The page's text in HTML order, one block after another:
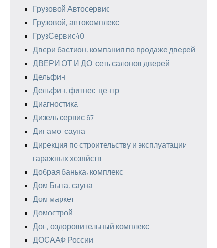
Грузовой Автосервис
Грузовой, автокомплекс
ГрузСервис40
Двери бастион, компания по продаже дверей
ДВЕРИ ОТ И ДО, сеть салонов дверей
Дельфин
Дельфин, фитнес-центр
Диагностика
Дизель сервис 67
Динамо, сауна
Дирекция по строительству и эксплуатации
гаражных хозяйств
Добрая банька, комплекс
Дом Быта, сауна
Дом маркет
Домострой
Дон, оздоровительный комплекс
ДОСААФ России